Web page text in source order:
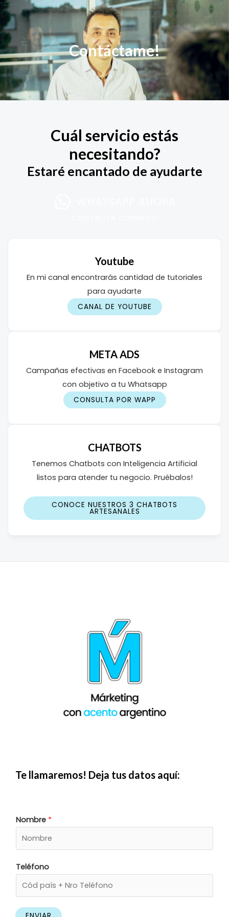
Ir
contenido
Contáctame!
Cuál servicio estás
necesitando?
Estaré encantado de ayudarte
Youtube
En mi canal encontrarás cantidad de tutoriales
para ayudarte
CANAL DE YOUTUBE
META ADS
Campañas efectivas en Facebook e Instagram
con objetivo a tu Whatsapp
CONSULTA POR WAPP
CHATBOTS
Tenemos Chatbots con Inteligencia Artificial
listos para atender tu negocio. Pruébalos!
CONOCE NUESTROS 3 CHATBOTS
ARTESANALES
Te llamaremos! Deja tus datos aquí:
Nombre *
Teléfono